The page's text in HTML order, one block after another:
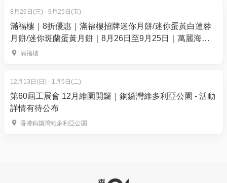
8月26日(三) - 9月25日(五)
滿福樓｜8折優惠｜滿福樓招牌迷你月餅/迷你蛋黃白蓮蓉
月餅/迷你斑蘭蛋黃月餅｜8月26日至9月25日｜萬麗海景
酒店滿福樓
滿福樓
12月13日(日) - 1月5日(二)
第60屆工展會 12月維園開鑼｜銅鑼灣維多利亞公園 - 活動
詳情有待公布
香港銅鑼灣維多利亞公園